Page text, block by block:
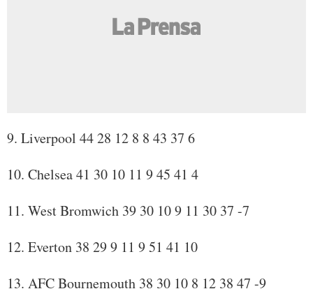
9. Liverpool 44 28 12 8 8 43 37 6
10. Chelsea 41 30 10 11 9 45 41 4
11. West Bromwich 39 30 10 9 11 30 37 -7
12. Everton 38 29 9 11 9 51 41 10
13. AFC Bournemouth 38 30 10 8 12 38 47 -9